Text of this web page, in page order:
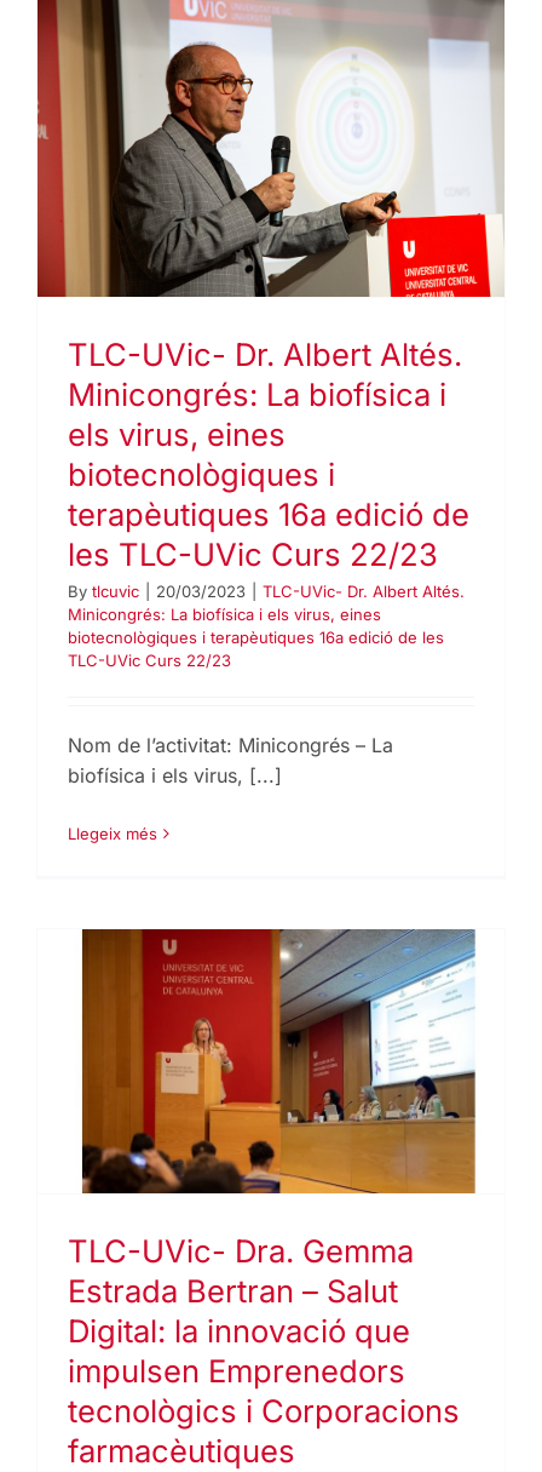
TLC-UVic- Dr. Albert Altés.
Minicongrés: La biofísica i
els virus, eines
biotecnològiques i
terapèutiques 16a edició de
les TLC-UVic Curs 22/23
By tlcuvic 20/03/2023
TLC-UVic- Dr. Albert Altés.
Minicongrés: La biofísica i els virus, eines
biotecnològiques i terapèutiques 16a edició de les
TLC-UVic Curs 22/23
Nom de l’activitat: Minicongrés – La
biofísica i els virus, [...]
Llegeix més
TLC-UVic- Dra. Gemma
Estrada Bertran – Salut
Digital: la innovació que
impulsen Emprenedors
tecnològics i Corporacions
farmacèutiques